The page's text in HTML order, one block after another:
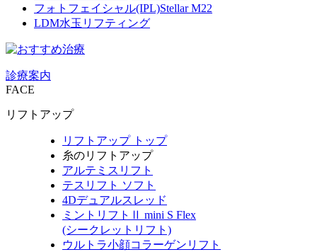
フォトフェイシャル(IPL)Stellar M22
LDM水玉リフティング
診療案内
FACE
リフトアップ
リフトアップ トップ
糸のリフトアップ
アルテミスリフト
テスリフト ソフト
4Dデュアルスレッド
ミントリフトⅡ mini S Flex
(シークレットリフト)
ウルトラ小顔コラーゲンリフト